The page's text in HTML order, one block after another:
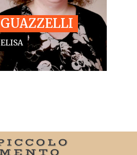
GUAZZELLI
ELISA